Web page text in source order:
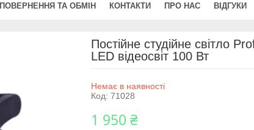
ПОВЕРНЕННЯ ТА ОБМІН КОНТАКТИ ПРО НАС ВІДГУКИ
Постійне студійне світло
LED відеосвіт 100 Вт
Немає в наявності
Код: 71028
1 950 ₴